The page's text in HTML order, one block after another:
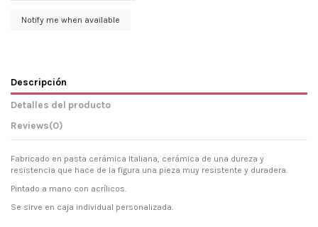
Descripción
Detalles del producto
Reviews(0)
Fabricado en pasta cerámica Italiana, cerámica de una dureza y
resistencia que hace de la figura una pieza muy resistente y duradera.
Pintado a mano con acrílicos.
Se sirve en caja individual personalizada.